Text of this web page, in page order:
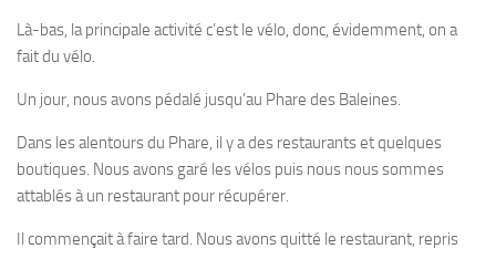
Là-bas, la principale activité c’est le vélo, donc, évidemment, on a
fait du vélo.
Un jour, nous avons pédalé jusqu’au Phare des Baleines.
Dans les alentours du Phare, il y a des restaurants et quelques
boutiques. Nous avons garé les vélos puis nous nous sommes
attablés à un restaurant pour récupérer.
Il commençait à faire tard. Nous avons quitté le restaurant, repris